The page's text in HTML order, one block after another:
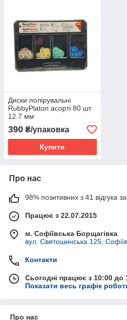
Диски полірувальні
RubbyPlaton асорті 80 шт
12.7 мм
390 ₴/упаковка
Купити
Про нас
98% позитивних з 41 відгука за
Працює з 22.07.2015
м. Софіївська Борщагівка
вул. Святошинська 125,
Контакти
Сьогодні працює з 10:00 до
Показати весь графік
Про нас